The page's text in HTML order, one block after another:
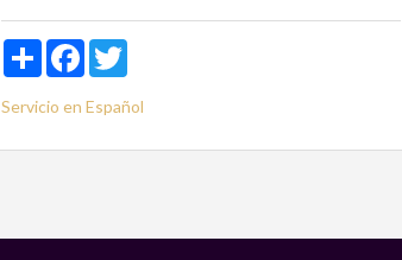
ShareFacebookTwitter
Servicio en Español